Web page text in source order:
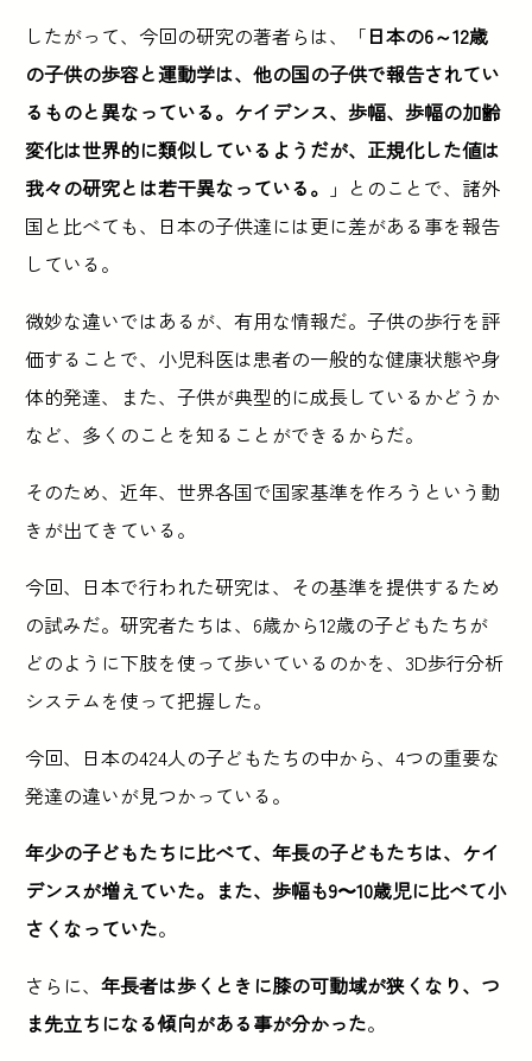
したがって、今回の研究の著者らは、「日本の6～12歳
の子供の歩容と運動学は、他の国の子供で報告されてい
るものと異なっている。ケイデンス、歩幅、歩幅の加齢
変化は世界的に類似しているようだが、正規化した値は
我々の研究とは若干異なっている。 」とのことで、諸外
国と比べても、日本の子供達には更に差がある事を報告
している。
微妙な違いではあるが、有用な情報だ。子供の歩行を評
価することで、小児科医は患者の一般的な健康状態や身
体的発達、また、子供が典型的に成長しているかどうか
など、多くのことを知ることができるからだ。
そのため、近年、世界各国で国家基準を作ろうという動
きが出てきている。
今回、日本で行われた研究は、その基準を提供するため
の試みだ。研究者たちは、6歳から12歳の子どもたちが
どのように下肢を使って歩いているのかを、3D歩行分析
システムを使って把握した。
今回、日本の424人の子どもたちの中から、4つの重要な
発達の違いが見つかっている。
年少の子どもたちに比べて、年長の子どもたちは、ケイ
デンスが増えていた。また、歩幅も9〜10歳児に比べて小
さくなっていた。
さらに、年長者は歩くときに膝の可動域が狭くなり、つ
ま先立ちになる傾向がある事が分かった。